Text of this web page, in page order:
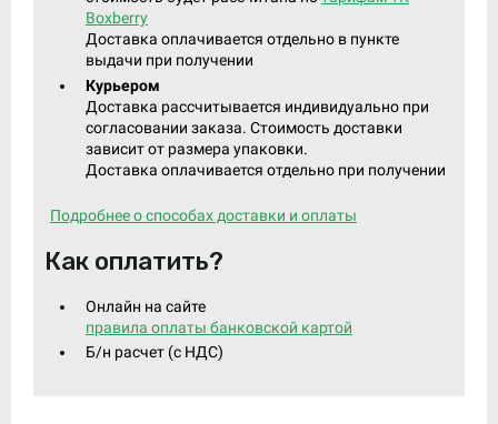
Boxberry
Доставка оплачивается отдельно в пункте
выдачи при получении
Курьером
Доставка рассчитывается индивидуально при
согласовании заказа. Стоимость доставки
зависит от размера упаковки.
Доставка оплачивается отдельно при получении
Подробнее о способах доставки и оплаты
Как оплатить?
Онлайн на сайте
правила оплаты банковской картой
Б/н расчет (c НДС)